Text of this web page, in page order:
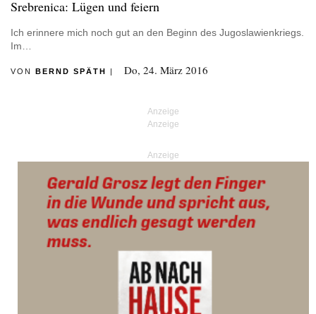
Srebrenica: Lügen und feiern
Ich erinnere mich noch gut an den Beginn des Jugoslawienkriegs.
Im…
VON BERND SPÄTH | Do, 24. März 2016
Anzeige